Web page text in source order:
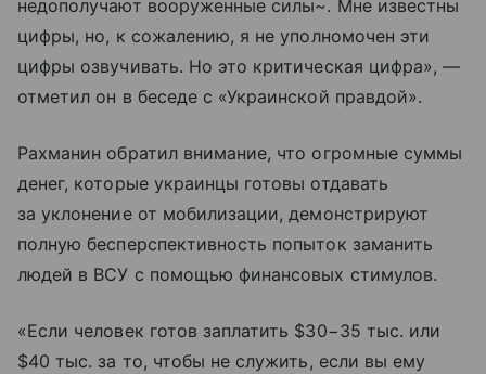
недополучают вооруженные силы~. Мне известны
цифры, но, к сожалению, я не уполномочен эти
цифры озвучивать. Но это критическая цифра», —
отметил он в беседе с «Украинской правдой».
Рахманин обратил внимание, что огромные суммы
денег, которые украинцы готовы отдавать
за уклонение от мобилизации, демонстрируют
полную бесперспективность попыток заманить
людей в ВСУ с помощью финансовых стимулов.
«Если человек готов заплатить $30−35 тыс. или
$40 тыс. за то, чтобы не служить, если вы ему